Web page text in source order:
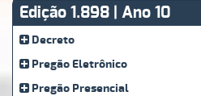
Edição 1.898 | Ano 10
Decreto
Pregão Eletrônico
Pregão Presencial